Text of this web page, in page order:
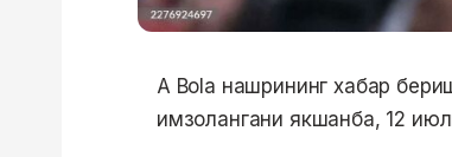
A Bola нашрининг хабар
имзолангани якшанба, 12